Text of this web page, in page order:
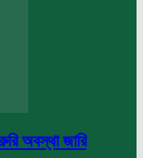
অবস্থা জারি